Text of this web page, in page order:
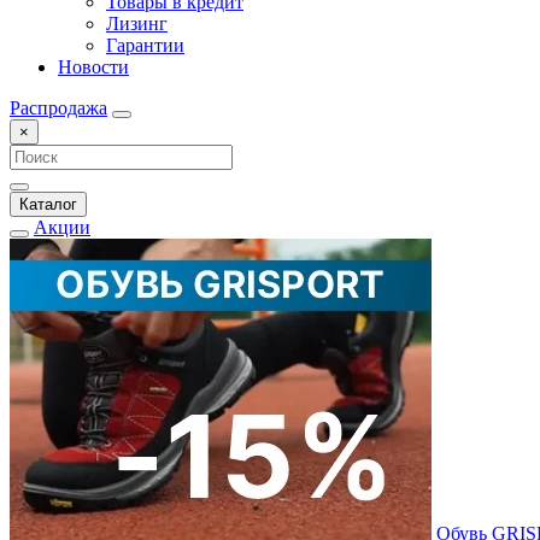
Лизинг
Гарантии
Новости
Распродажа
×
Каталог
Акции
Обувь